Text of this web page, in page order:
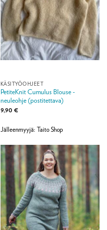
KÄSITYÖOHJEET
PetiteKnit Cumulus Blouse -
neuleohje (postitettava)
9,90 €
Jälleenmyyjä: Taito Shop